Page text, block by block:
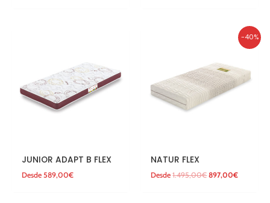
JUNIOR ADAPT B FLEX
Desde 589,00€
-40%
NATUR FLEX
Desde 1.495,00€
1.495,00€.
897,00€
El
precio
actual